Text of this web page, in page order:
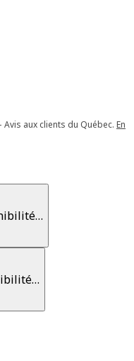
total d'avis: 810
aux clients du Québec. En